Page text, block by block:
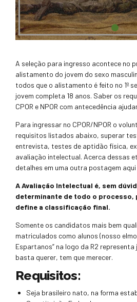
A seleção para ingresso acontece no
alistamento do jovem do sexo
todos que o alistamento é feito no 1º
jovem completa 18 anos. Saber os
CPOR e NPOR com antecedência
Para ingressar no CPOR/NPOR o
requisitos listados abaixo, superar
entrevista, testes de aptidão física,
avaliação intelectual. Acerca dessas
detalhes em uma outra postagem aqui
A Avaliação Intelectual é, sem
determinante de todo o processo,
define a classificação final.
Somente os candidatos mais bem
matriculados como alunos (nosso
Espartanos” na logo da R2
basta querer, tem que merecer.
Requisitos:
Seja brasileiro nato, na forma